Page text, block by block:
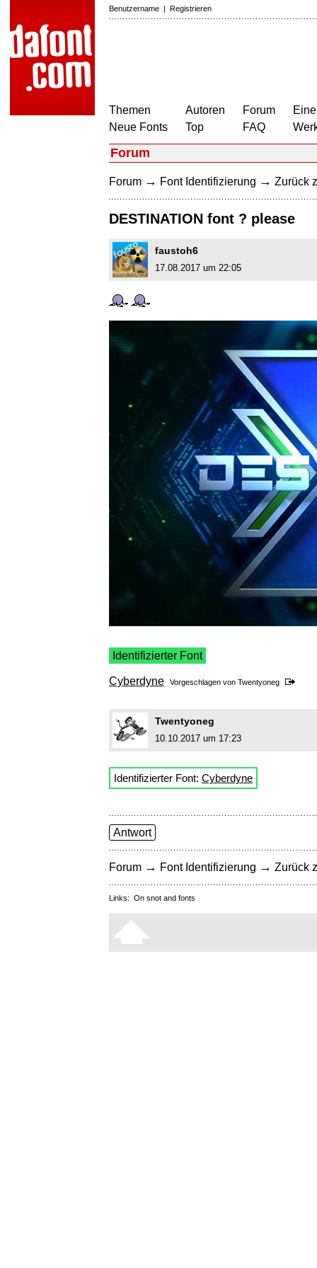
Benutzername | Registrieren
Themen
Neue Fonts
Autoren
Top
Forum
FAQ
Forum
Forum → Font Identifizierung → Zurück
DESTINATION font ? please
faustoh6
17.08.2017 um 22:05
Identifizierter Font
Cyberdyne Vorgeschlagen von Twentyoneg
Twentyoneg
10.10.2017 um 17:23
Identifizierter Font: Cyberdyne
Antwort
Forum → Font Identifizierung → Zurück
Links: On snot and fonts